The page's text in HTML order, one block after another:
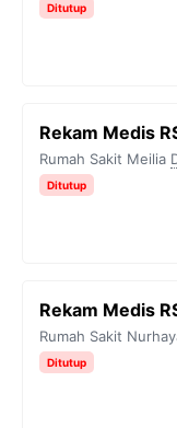
Ditutup
Rekam Medis
Rumah Sakit Meilia
Ditutup
Rekam Medis
Rumah Sakit
Ditutup